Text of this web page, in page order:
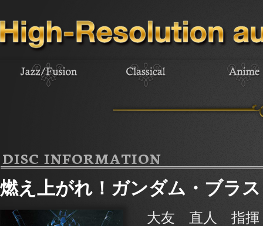
DISC INFORMATION
燃え上がれ！ガンダム・ブラス
大友 直人 指揮